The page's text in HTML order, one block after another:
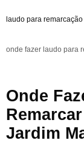
laudo para
onde fazer laudo para
Onde
Jardim